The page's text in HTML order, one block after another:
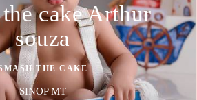
the cake Arthur
souza
THE CAKE
SINOP MT